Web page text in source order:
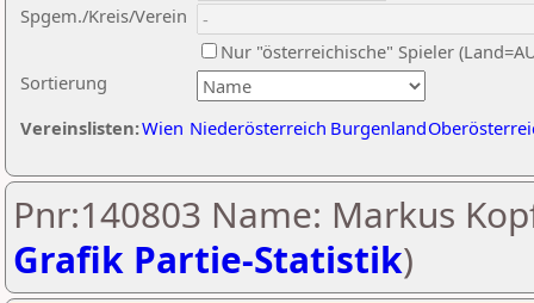
Sortierung
Spgem./Kreis/Verein
Nur "österreichische" Spieler
Vereinslisten:Wien Niederösterreich Burgenland
Pnr:140803 Name: Markus
Grafik Partie-Statistik)